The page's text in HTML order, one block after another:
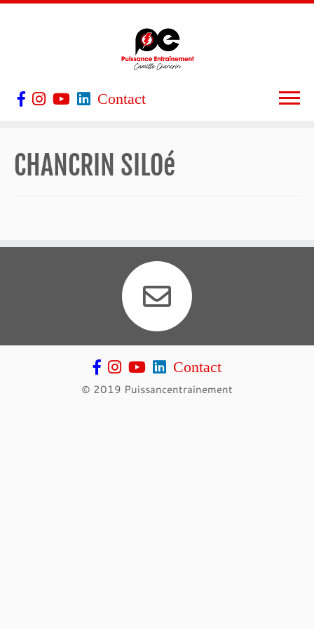
Contact
CHANCRIN SILOé
Contact
© 2019 Puissancentrainement